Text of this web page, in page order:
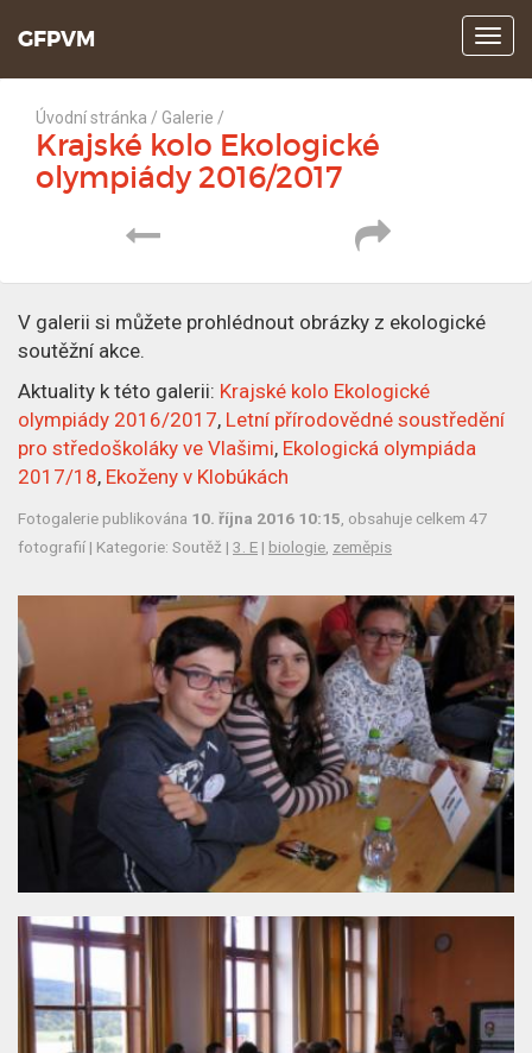
Z
o
b
GFPVM
Úvodní stránka / Galerie /
Krajské kolo Ekologické
olympiády 2016/2017
V galerii si můžete prohlédnout obrázky z ekologické
soutěžní akce.
Aktuality k této galerii: Krajské kolo Ekologické
olympiády 2016/2017, Letní přírodovědné soustředění
pro středoškoláky ve Vlašimi, Ekologická olympiáda
2017/18, Ekoženy v Klobúkách
Fotogalerie publikována 10. října 2016 10:15 , obsahuje celkem 47
fotografií | Kategorie: Soutěž | 3. E | biologie zeměpis